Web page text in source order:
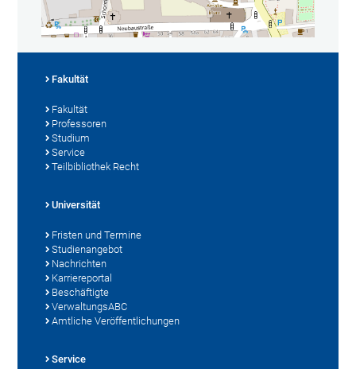
Fakultät
Fakultät
Professoren
Studium
Service
Teilbibliothek Recht
Universität
Fristen und Termine
Studienangebot
Nachrichten
Karriereportal
Beschäftigte
VerwaltungsABC
Amtliche Veröffentlichungen
Service